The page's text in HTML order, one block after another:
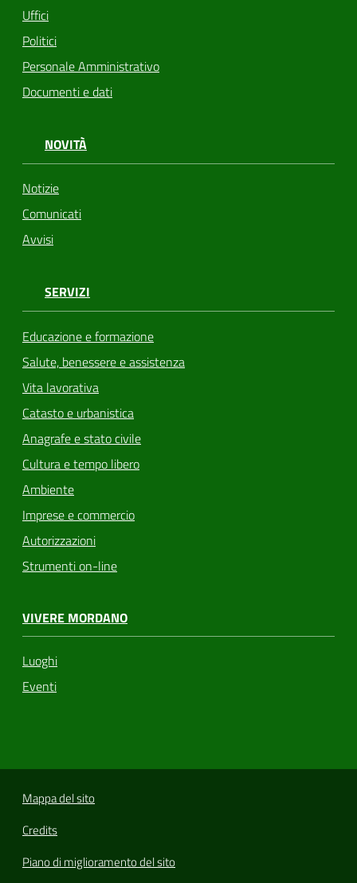
Uffici
Politici
Personale Amministrativo
Documenti e dati
NOVITÀ
Notizie
Comunicati
Avvisi
SERVIZI
Educazione e formazione
Salute, benessere e assistenza
Vita lavorativa
Catasto e urbanistica
Anagrafe e stato civile
Cultura e tempo libero
Ambiente
Imprese e commercio
Autorizzazioni
Strumenti on-line
VIVERE MORDANO
Luoghi
Eventi
Mappa del sito
Credits
Piano di miglioramento del sito